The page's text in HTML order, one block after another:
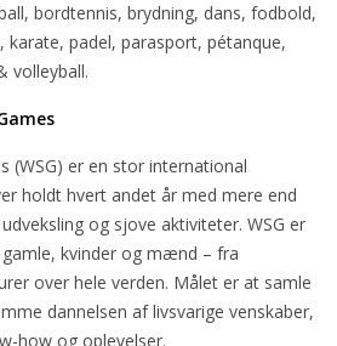
bordtennis, brydning, dans, fodbold,
karate, padel, parasport, pétanque,
volleyball.
(WSG) er en stor international
holdt hvert andet år med mere end
og sjove aktiviteter. WSG er
kvinder og mænd – fra
over hele verden. Målet er at samle
dannelsen af livsvarige venskaber,
how og oplevelser.